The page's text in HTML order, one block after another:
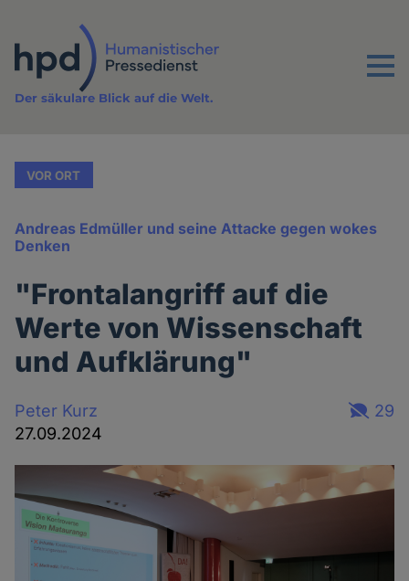
Inhalt
Menu
Der säkulare Blick auf die Welt.
VOR ORT
Andreas Edmüller und seine Attacke gegen wokes
Denken
"Frontalangriff auf die
Werte von Wissenschaft
und Aufklärung"
Peter Kurz
27.09.2024
29